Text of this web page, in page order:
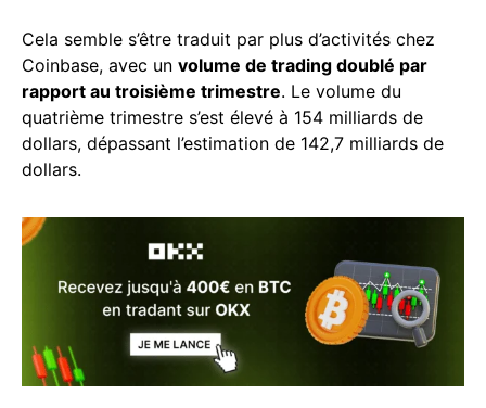
Cela semble s’être traduit par plus d’activités chez
Coinbase, avec un volume de trading doublé par
rapport au troisième trimestre. Le volume du
quatrième trimestre s’est élevé à 154 milliards de
dollars, dépassant l’estimation de 142,7 milliards de
dollars.